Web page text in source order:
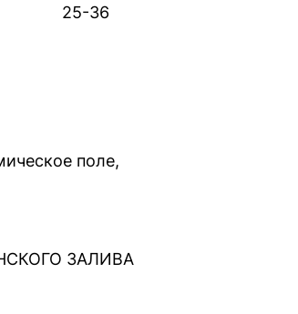
25-36
поле,
ЗАЛИВА